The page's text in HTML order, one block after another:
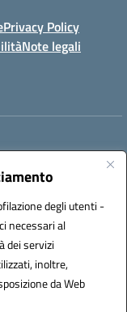
degli utenti -
necessari al
dei servizi
inoltre,
da Web
Privacy Policy
Note legali
icmvce